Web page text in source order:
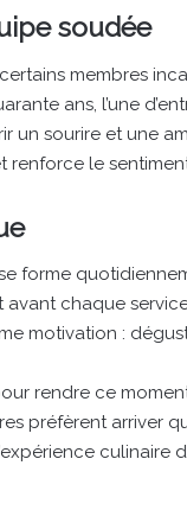
soudée
membres
ans, l’une
un sourire et une
le
forme
chaque
motivation :
rendre ce
préfèrent arriver
culinaire